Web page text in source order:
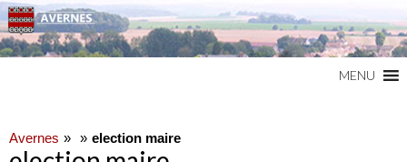
MENU
Avernes election maire